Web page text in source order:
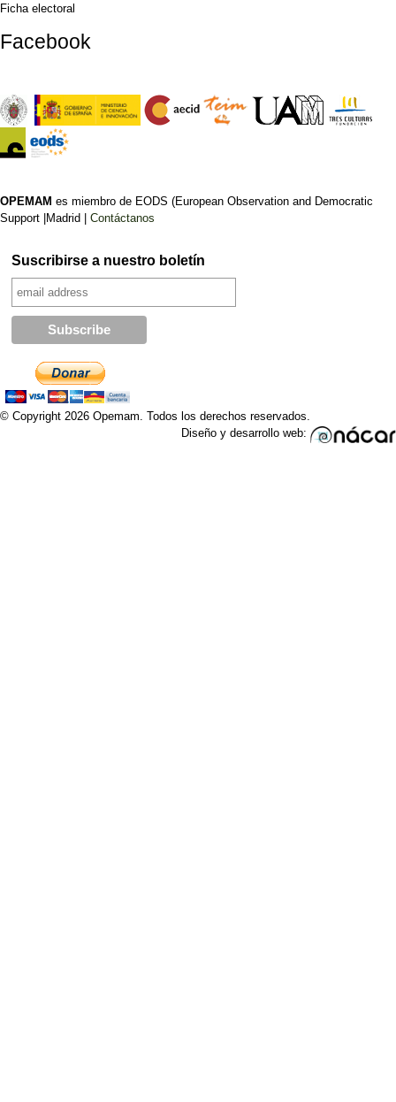
Ficha electoral
Facebook
OPEMAM es miembro de EODS (European Observation and Democratic
Support |Madrid | Contáctanos
Suscribirse a nuestro boletín
© Copyright 2026 Opemam. Todos los derechos reservados.
Diseño y desarrollo web: